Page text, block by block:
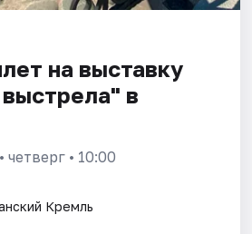
на выставку
в
• четверг • 10:00
Кремль